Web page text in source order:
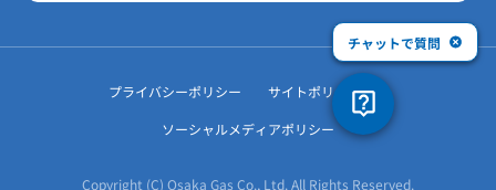
プライバシーポリシー
サイトポリシー
ソーシャルメディアポリシー
Copyright (C) Osaka Gas Co., Ltd. All Rights Reserved.
チャットで質問